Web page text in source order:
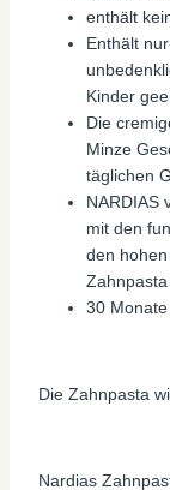
enthält
Enthält
Kinder
Die
Minze
täglichen
NARDIAS
mit den
den
30
Die Zahnpasta
Nardias